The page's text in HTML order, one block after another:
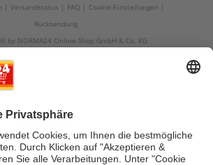
Versandstatus FAQ
Cookie-Einstellungen
Rücksendung
by NORMA24 Online-Shop GmbH & Co. KG